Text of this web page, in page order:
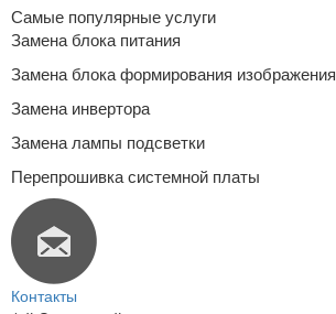
Самые популярные услуги
Замена блока питания
Замена блока формирования изображения
Замена инвертора
Замена лампы подсветки
Перепрошивка системной платы
Контакты